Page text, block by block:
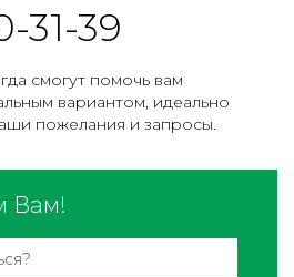
31-39
смогут помочь вам
вариантом, идеально
пожелания и запросы.
Вам!